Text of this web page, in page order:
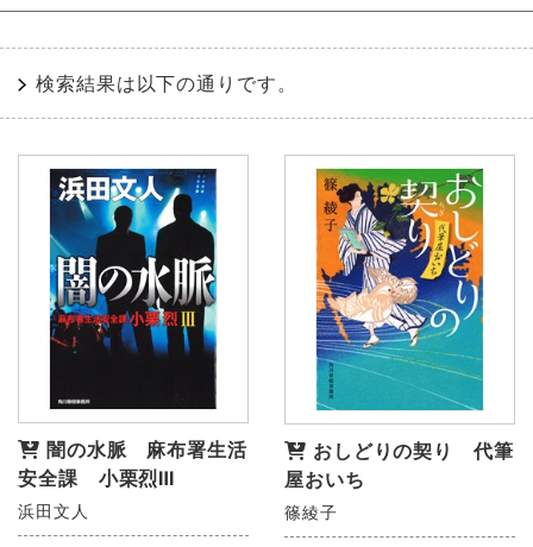
検索結果は以下の通りです。
闇の水脈 麻布署生活
安全課 小栗烈Ⅲ
浜田文人
おしどりの契り 代筆
屋おいち
篠綾子